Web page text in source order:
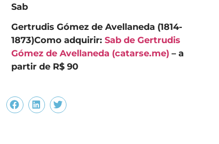
Sab
Gertrudis Gómez de Avellaneda (1814-
1873)Como adquirir:Sab de Gertrudis
Gómez de Avellaneda (catarse.me) – a
partir de R$ 90